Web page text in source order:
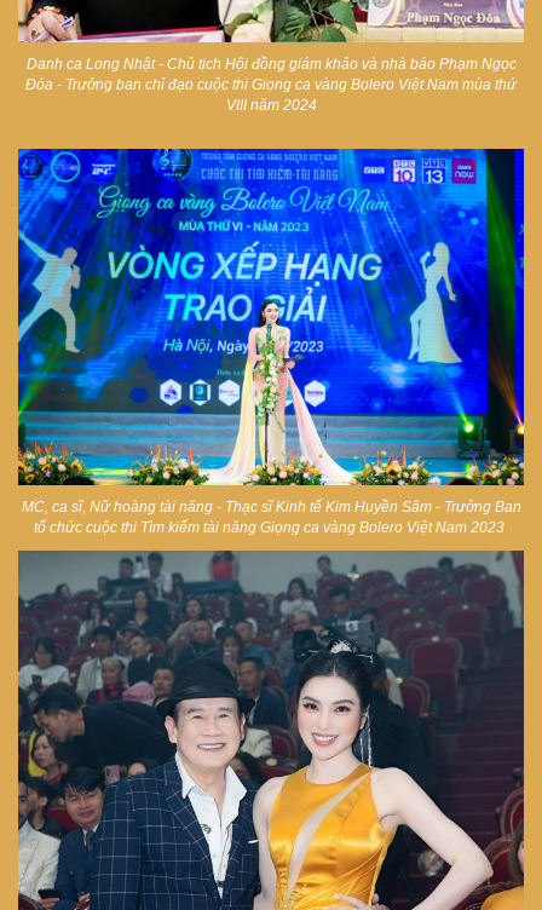
Danh ca Long Nhật - Chủ tịch Hội đồng giám khảo và nhà báo Phạm Ngọc
Đóa - Trưởng ban chỉ đạo cuộc thi Giọng ca vàng Bolero Việt Nam mùa thứ
VIII năm 2024
MC, ca sĩ, Nữ hoàng tài năng - Thạc sĩ Kinh tế Kim Huyền Sâm - Trưởng Ban
tổ chức cuộc thi Tìm kiếm tài năng Giọng ca vàng Bolero Việt Nam 2023